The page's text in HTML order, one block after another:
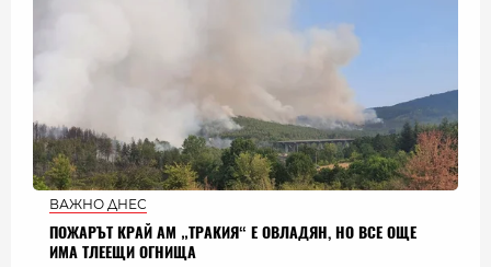
ВАЖНО ДНЕС
ПОЖАРЪТ КРАЙ АМ „ТРАКИЯ“ Е ОВЛАДЯН, НО ВСЕ ОЩЕ
ИМА ТЛЕЕЩИ ОГНИЩА